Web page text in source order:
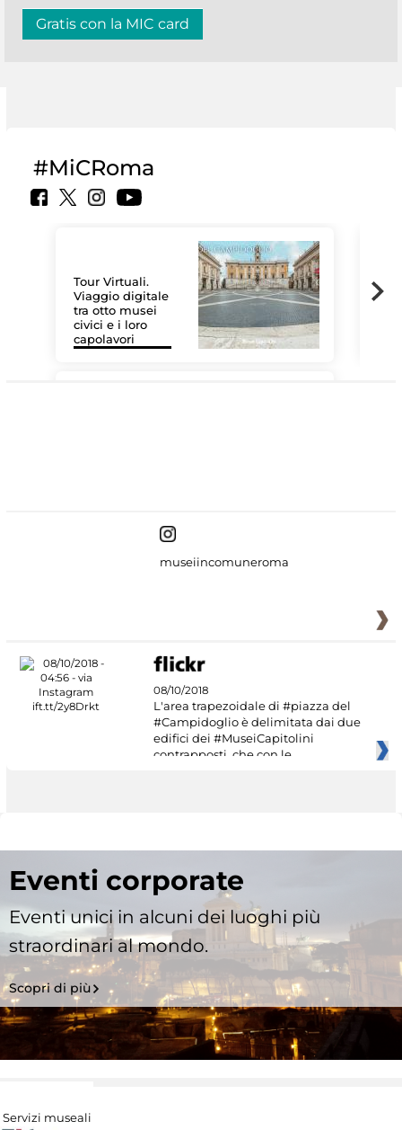
Gratis con la MIC card
#MiCRoma
Tour Virtuali.
Viaggio digitale
tra otto musei
civici e i loro
capolavori
museiincomuneroma
08/10/2018
L'area trapezoidale di #piazza del
#Campidoglio è delimitata dai due
edifici dei #MuseiCapitolini
contrapposti, che con le
Eventi corporate
Eventi unici in alcuni dei luoghi più
straordinari al mondo.
Scopri di più
Servizi museali